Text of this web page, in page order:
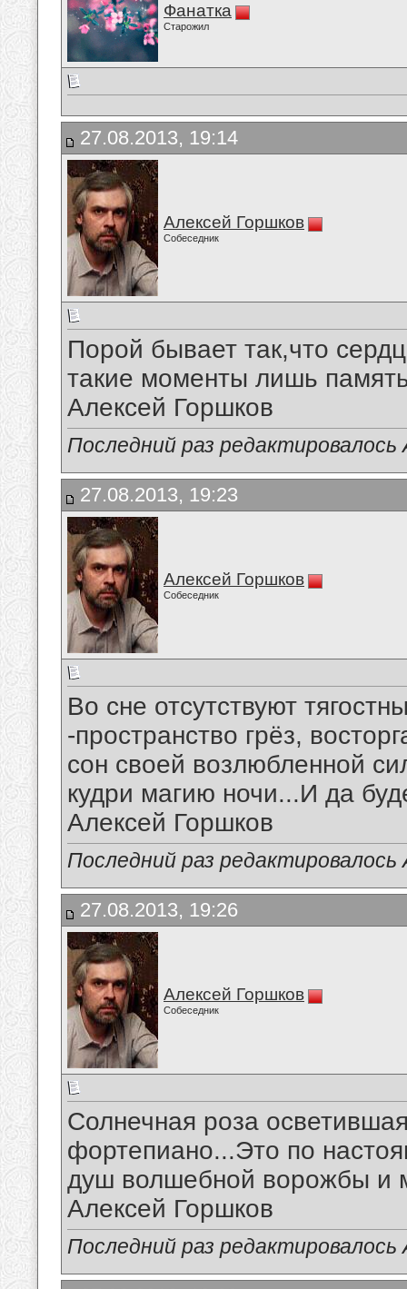
Фанатка
Старожил
27.08.2013, 19:14
Алексей Горшков
Собеседник
Порой бывает так,что
такие моменты лишь
Алексей Горшков
Последний раз
27.08.2013, 19:23
Алексей Горшков
Собеседник
Во сне отсутствуют
-пространство грёз,
сон своей возлюбленной
кудри магию ночи...И да
Алексей Горшков
Последний раз
27.08.2013, 19:26
Алексей Горшков
Собеседник
Солнечная роза
фортепиано...Это по
душ волшебной ворожбы и
Алексей Горшков
Последний раз